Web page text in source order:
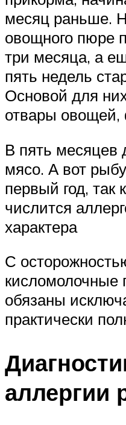
месяц раньше.
овощного пюре
три месяца, а
пять недель
Основой для
отвары овощей,
В пять месяцев
мясо. А вот
первый год, так
числится
характера
С
кисломолочные
обязаны
практически
аллергии